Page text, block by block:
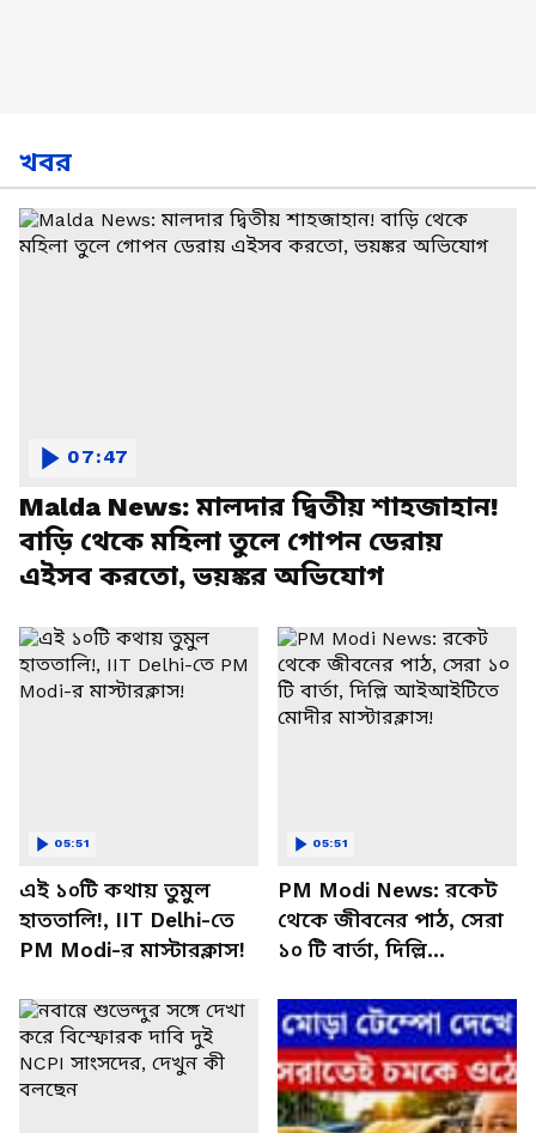
খবর
Malda News: মালদার দ্বিতীয় শাহজাহান!
বাড়ি থেকে মহিলা তুলে গোপন ডেরায়
এইসব করতো, ভয়ঙ্কর অভিযোগ
07:47
এই ১০টি কথায় তুমুল
হাততালি!, IIT Delhi-তে
PM Modi-র মাস্টারক্লাস!
05:51
PM Modi News: রকেট
থেকে জীবনের পাঠ, সেরা
১০ টি বার্তা, দিল্লি
মাস্টারক্লাস!
05:51